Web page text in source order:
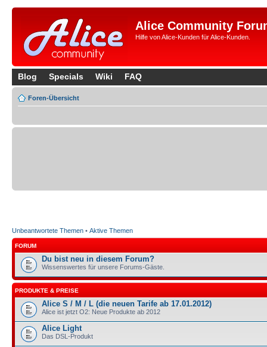
Alice Community
Hilfe von Alice-Kunden für Alice-Kunden.
Blog Specials Wiki FAQ
Foren-Übersicht
Unbeantwortete Themen • Aktive Themen
FORUM
Du bist neu in diesem Forum?
Wissenswertes für unsere Forums-Gäste.
PRODUKTE & PREISE
Alice S / M / L (die neuen Tarife ab 17.01.2012)
Alice ist jetzt O2: Neue Produkte ab 2012
Alice Light
Das DSL-Produkt